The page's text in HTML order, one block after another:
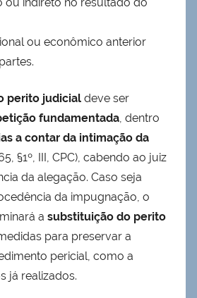
ou indireto no resultado do
ou econômico anterior
perito judicial deve ser
fundamentada, dentro
a contar da intimação da
§1º, III, CPC), cabendo ao juiz
da alegação. Caso seja
da impugnação, o
a substituição do perito
para preservar a
pericial, como a
já realizados.